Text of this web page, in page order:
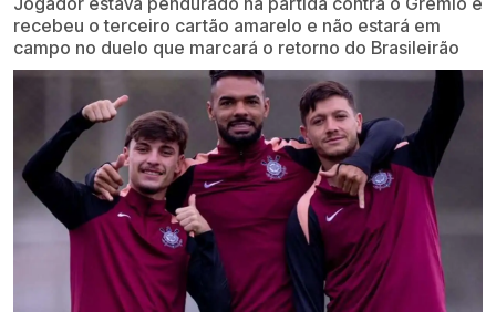
recebeu o terceiro cartão amarelo e não estará em
campo no duelo que marcará o retorno do Brasileirão